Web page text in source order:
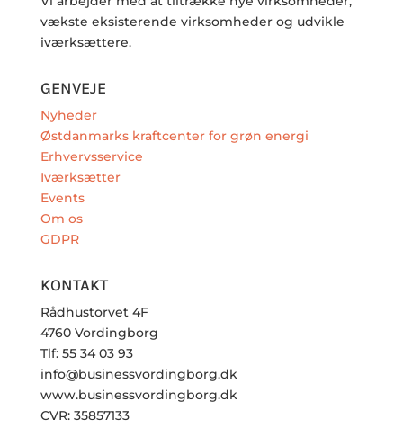
vækste eksisterende virksomheder og udvikle
iværksættere.
GENVEJE
Nyheder
Østdanmarks kraftcenter for grøn energi
Erhvervsservice
Iværksætter
Events
Om os
GDPR
KONTAKT
Rådhustorvet 4F
4760 Vordingborg
Tlf: 55 34 03 93
info@businessvordingborg.dk
www.businessvordingborg.dk
CVR: 35857133